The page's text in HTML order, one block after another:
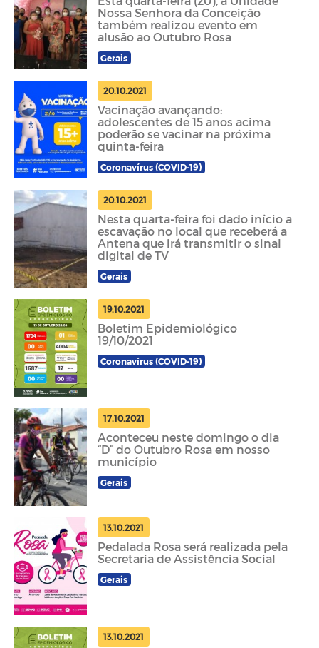
Nossa Senhora da Conceição
também realizou evento em
alusão ao Outubro Rosa
Gerais
20.10.2021
Vacinação avançando:
adolescentes de 15 anos acima
poderão se vacinar na próxima
quinta-feira
Coronavírus (COVID-19)
20.10.2021
Nesta quarta-feira foi dado início a
escavação no local que receberá a
Antena que irá transmitir o sinal
digital de TV
Gerais
19.10.2021
Boletim Epidemiológico
19/10/2021
Coronavírus (COVID-19)
17.10.2021
Aconteceu neste domingo o dia
“D” do Outubro Rosa em nosso
município
Gerais
13.10.2021
Pedalada Rosa será realizada pela
Secretaria de Assistência Social
Gerais
13.10.2021